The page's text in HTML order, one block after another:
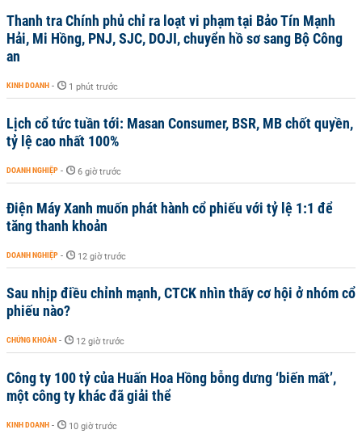
Thanh tra Chính phủ chỉ ra loạt vi phạm tại Bảo Tín Mạnh
Hải, Mi Hồng, PNJ, SJC, DOJI, chuyển hồ sơ sang Bộ Công
an
KINH DOANH - 1 phút trước
Lịch cổ tức tuần tới: Masan Consumer, BSR, MB chốt quyền,
tỷ lệ cao nhất 100%
DOANH NGHIỆP - 6 giờ trước
Điện Máy Xanh muốn phát hành cổ phiếu với tỷ lệ 1:1 để
tăng thanh khoản
DOANH NGHIỆP - 12 giờ trước
Sau nhịp điều chỉnh mạnh, CTCK nhìn thấy cơ hội ở nhóm cổ
phiếu nào?
CHỨNG KHOÁN - 12 giờ trước
Công ty 100 tỷ của Huấn Hoa Hồng bỗng dưng ‘biến mất’,
một công ty khác đã giải thể
KINH DOANH - 10 giờ trước